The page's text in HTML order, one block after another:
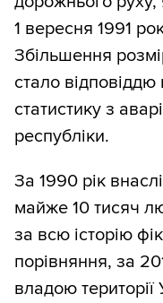
1 вересня 1991
Збільшення
стало
статистику з
республіки.
За 1990 рік
майже 10 тисяч
за всю історію
порівняння, за
владою